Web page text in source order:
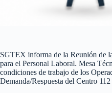
SGTEX informa de la Reunión de
para el Personal Laboral. Mesa
condiciones de trabajo de los
Demanda/Respuesta del Centro